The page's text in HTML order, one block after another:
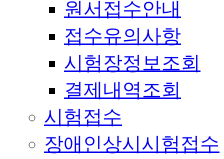
원서접수안내
접수유의사항
시험장정보조회
결제내역조회
시험접수
장애인상시시험접수